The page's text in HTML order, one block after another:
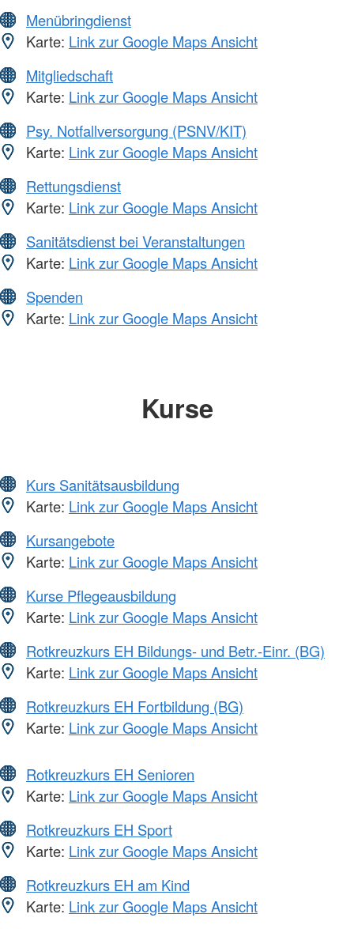
Menübringdienst
Karte: Link zur Google Maps Ansicht
Mitgliedschaft
Karte: Link zur Google Maps Ansicht
Psy. Notfallversorgung (PSNV/KIT)
Karte: Link zur Google Maps Ansicht
Rettungsdienst
Karte: Link zur Google Maps Ansicht
Sanitätsdienst bei Veranstaltungen
Karte: Link zur Google Maps Ansicht
Spenden
Karte: Link zur Google Maps Ansicht
Kurse
Kurs Sanitätsausbildung
Karte: Link zur Google Maps Ansicht
Kursangebote
Karte: Link zur Google Maps Ansicht
Kurse Pflegeausbildung
Karte: Link zur Google Maps Ansicht
Rotkreuzkurs EH Bildungs- und Betr.-Einr. (BG)
Karte: Link zur Google Maps Ansicht
Rotkreuzkurs EH Fortbildung (BG)
Karte: Link zur Google Maps Ansicht
Rotkreuzkurs EH Senioren
Karte: Link zur Google Maps Ansicht
Rotkreuzkurs EH Sport
Karte: Link zur Google Maps Ansicht
Rotkreuzkurs EH am Kind
Karte: Link zur Google Maps Ansicht